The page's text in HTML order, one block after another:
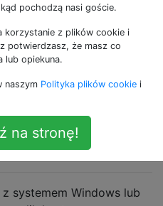
na
z
systemem Windows lub
pochodzą nasi goście.
korzystanie z plików cookie i
potwierdzasz, że masz co
lub opiekuna.
naszym Polityka plików cookie i
na stronę!